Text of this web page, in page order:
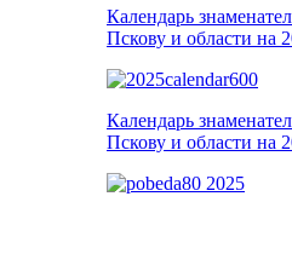
Календарь
Пскову и области на
Календарь
Пскову и области на